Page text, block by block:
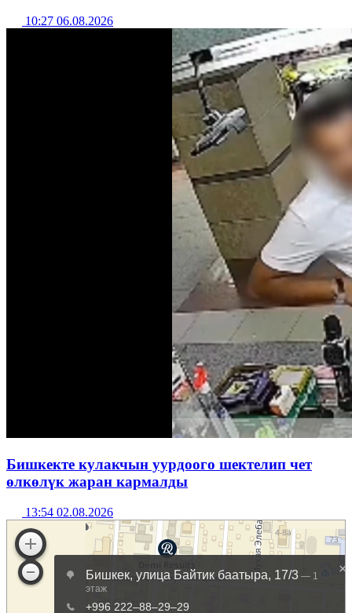
10:27 06.08.2026
Бишкекте кулакчын уурдоого шектелип чет
өлкөлүк жаран кармалды
13:54 02.08.2026